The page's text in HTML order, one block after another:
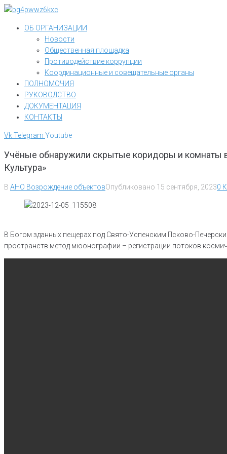
Перейти
контентуОБ ОРГАНИЗАЦИИ
Новости
Общественная площадка
Противодействие коррупции
Координационные и совещательные органы
ПОЛНОМОЧИЯ
РУКОВОДСТВО
ДОКУМЕНТАЦИЯ
КОНТАКТЫ
VkTelegram Youtube
Учёные обнаружили скрытые коридоры и комнаты
Культура»
В АНО Возрождение объектовОпубликовано 15 сентября, 20230
В Богом зданных пещерах под Свято-Успенским Псково-
пространств метод мюонографии – регистрации потоков